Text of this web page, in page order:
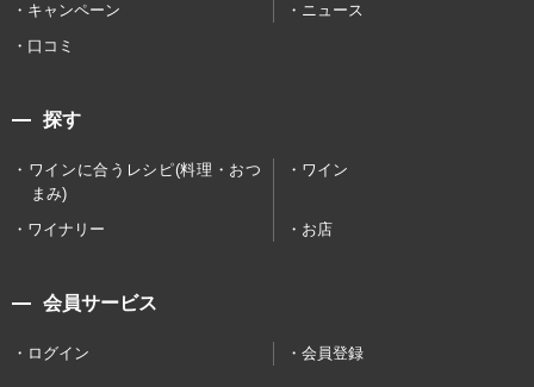
キャンペーン
ニュース
口コミ
探す
ワインに合うレシピ(料理・おつ
まみ)
ワイン
ワイナリー お店
会員サービス
ログイン 会員登録